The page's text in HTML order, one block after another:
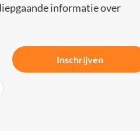
informatie over
Inschrijven